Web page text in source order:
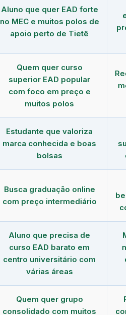
Aluno que quer EAD forte
no MEC e muitos polos de
apoio perto de Tietê
Quem quer curso
superior EAD popular
com foco em preço e
muitos polos
Estudante que valoriza
marca conhecida e boas
bolsas
Busca graduação online
com preço intermediário
Aluno que precisa de
curso EAD barato em
centro universitário com
várias áreas
Quem quer grupo
consolidado com muitos
com